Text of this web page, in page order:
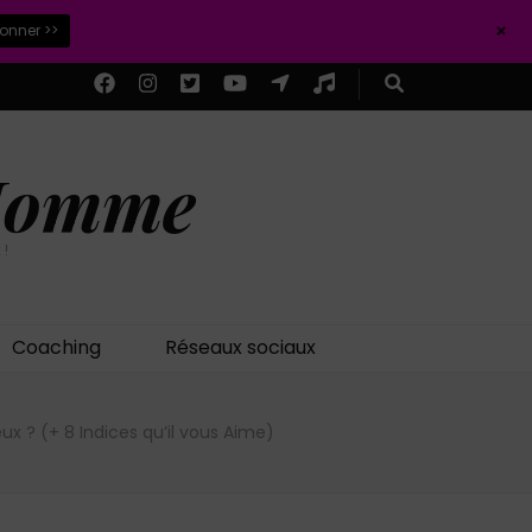
Coaching Réseaux sociaux
? (+ 8 Indices qu’il vous Aime)
>> +